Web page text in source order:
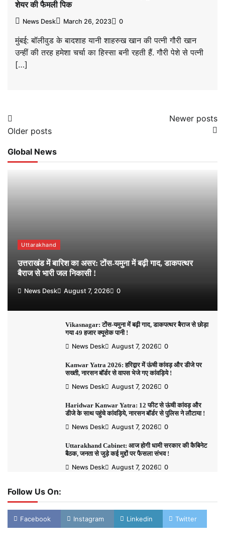
शेयर की फैमली पिक
News Desk March 26, 2023 0
मुंबई: बॉलीवुड के बादशाह यानी शाहरुख खान की पत्नी गौरी खान
उन्हीं की तरह हमेशा चर्चा का हिस्सा बनी रहती हैं. गौरी पेशे से पत्नी
[…]
Posts
navigation
Older posts
Newer posts
Global News
Uttarakhand
उत्तराखंड में बारिश का असर: टोंस-यमुना में बढ़ी गाद, डाकपत्थर
बैराज से भारी जल निकासी !
News Desk August 7, 2026 0
Vikasnagar: टोंस-यमुना में बढ़ी गाद, डाकपत्थर बैराज से छोड़ा
गया 49 हजार क्यूसेक पानी !
News Desk
August 7, 2026 0
Kanwar Yatra 2026: हरिद्वार में ऊंची कांवड़ और डीजे पर
सख्ती, नारसन बॉर्डर से वापस भेजे गए कांवड़िये !
News Desk
August 7, 2026 0
Haridwar Kanwar Yatra: 12 फीट से ऊंची कांवड़ और
डीजे के साथ पहुंचे कांवड़िये, नारसन बॉर्डर से पुलिस ने लौटाया !
News Desk
August 7, 2026 0
Uttarakhand Cabinet: आज होगी धामी सरकार की कैबिनेट
बैठक, जनता से जुड़े कई मुद्दों पर फैसला संभव !
News Desk
August 7, 2026 0
Follow Us On:
Facebook Instagram Linkedin Twitter